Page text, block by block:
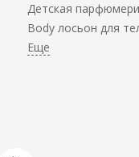
Детская
Body лосьон для